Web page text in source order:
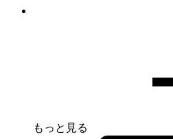
もっと見る